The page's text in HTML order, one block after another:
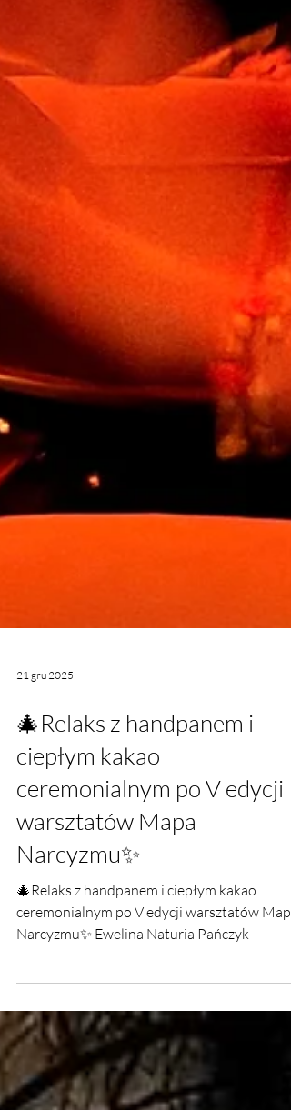
21 gru 2025
🎄Relaks z handpanem i
ciepłym kakao
ceremonialnym po V edycji
warsztatów Mapa
Narcyzmu✨
🎄Relaks z handpanem i ciepłym kakao